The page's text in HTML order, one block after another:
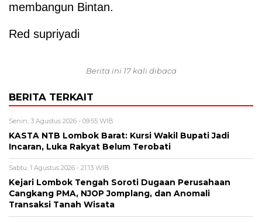
membangun Bintan.
Red supriyadi
Berita ini 17 kali dibaca
BERITA TERKAIT
Senin, 3 Agustus 2026 - 09:55 WIB
KASTA NTB Lombok Barat: Kursi Wakil Bupati Jadi
Incaran, Luka Rakyat Belum Terobati
Sabtu, 1 Agustus 2026 - 21:13 WIB
Kejari Lombok Tengah Soroti Dugaan Perusahaan
Cangkang PMA, NJOP Jomplang, dan Anomali
Transaksi Tanah Wisata